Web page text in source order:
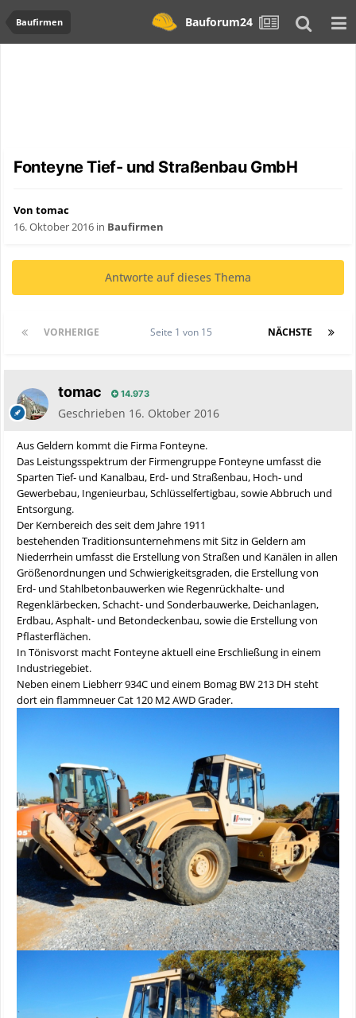
Baufirmen Bauforum24
Fonteyne Tief- und Straßenbau GmbH
Von tomac
16. Oktober 2016 in Baufirmen
Antworte auf dieses Thema
VORHERIGE NÄCHSTE
Seite 1 von 15
tomac 14.973
Geschrieben 16. Oktober 2016
Aus Geldern kommt die Firma Fonteyne.
Das Leistungsspektrum der Firmengruppe Fonteyne umfasst die
Sparten Tief- und Kanalbau, Erd- und Straßenbau, Hoch- und
Gewerbebau, Ingenieurbau, Schlüsselfertigbau, sowie Abbruch und
Entsorgung.
Der Kernbereich des seit dem Jahre 1911
bestehenden Traditionsunternehmens mit Sitz in Geldern am
Niederrhein umfasst die Erstellung von Straßen und Kanälen in allen
Größenordnungen und Schwierigkeitsgraden, die Erstellung von
Erd- und Stahlbetonbauwerken wie Regenrückhalte- und
Regenklärbecken, Schacht- und Sonderbauwerke, Deichanlagen,
Erdbau, Asphalt- und Betondeckenbau, sowie die Erstellung von
Pflasterflächen.
In Tönisvorst macht Fonteyne aktuell eine Erschließung in einem
Industriegebiet.
Neben einem Liebherr 934C und einem Bomag BW 213 DH steht
dort ein flammneuer Cat 120 M2 AWD Grader.